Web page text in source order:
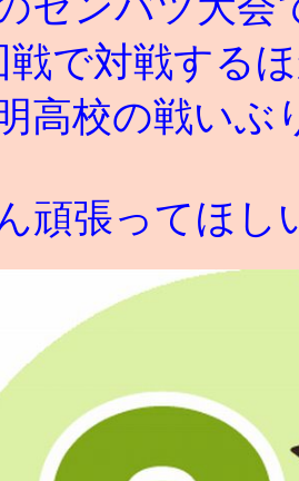
戦で対戦する
高校の戦いぶ
頑張ってほし